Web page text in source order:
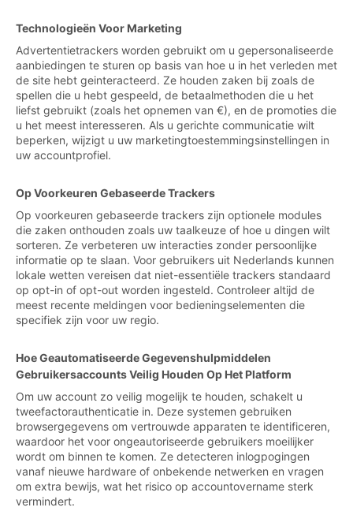
Technologieën Voor Marketing
Advertentietrackers worden gebruikt om u gepersonaliseerde
aanbiedingen te sturen op basis van hoe u in het verleden met
de site hebt geinteracteerd. Ze houden zaken bij zoals de
spellen die u hebt gespeeld, de betaalmethoden die u het
liefst gebruikt (zoals het opnemen van €), en de promoties die
u het meest interesseren. Als u gerichte communicatie wilt
beperken, wijzigt u uw marketingtoestemmingsinstellingen in
uw accountprofiel.
Op Voorkeuren Gebaseerde Trackers
Op voorkeuren gebaseerde trackers zijn optionele modules
die zaken onthouden zoals uw taalkeuze of hoe u dingen wilt
sorteren. Ze verbeteren uw interacties zonder persoonlijke
informatie op te slaan. Voor gebruikers uit Nederlands kunnen
lokale wetten vereisen dat niet-essentiële trackers standaard
op opt-in of opt-out worden ingesteld. Controleer altijd de
meest recente meldingen voor bedieningselementen die
specifiek zijn voor uw regio.
Hoe Geautomatiseerde Gegevenshulpmiddelen
Gebruikersaccounts Veilig Houden Op Het Platform
Om uw account zo veilig mogelijk te houden, schakelt u
tweefactorauthenticatie in. Deze systemen gebruiken
browsergegevens om vertrouwde apparaten te identificeren,
waardoor het voor ongeautoriseerde gebruikers moeilijker
wordt om binnen te komen. Ze detecteren inlogpogingen
vanaf nieuwe hardware of onbekende netwerken en vragen
om extra bewijs, wat het risico op accountovername sterk
vermindert.